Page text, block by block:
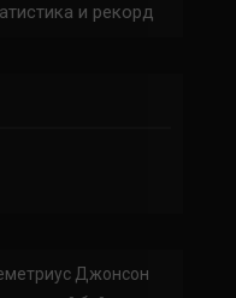
и рекорд
Джонсон